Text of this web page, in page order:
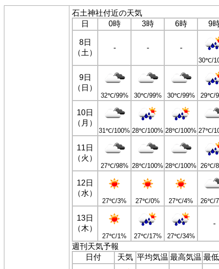
石土神社付近の天気
日
0時 3時 6時 9
8日
（土）
- - -
30℃/
9日
（日）
32℃/99% 30℃/99% 30℃/99% 29℃/
10日
（月）
31℃/100% 28℃/100% 28℃/100% 27℃/
11日
（火）
27℃/98% 28℃/100% 28℃/100% 26℃/
12日
（水）
27℃/3% 27℃/0% 27℃/4% 26℃/
13日
（木）
27℃/1% 27℃/17% 27℃/34%
-
週刊天気予報
日付
天気 平均気温 最高気温 最